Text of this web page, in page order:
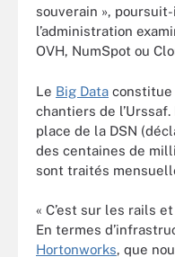
souverain »,
l’administration
OVH, NumSpot ou
Le Big Data constitue
chantiers de
place de la DSN
des centaines de
sont traités
« C’est sur les rails
En termes
Hortonworks, que